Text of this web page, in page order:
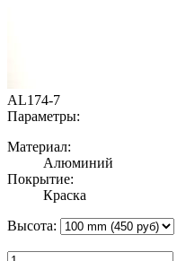
AL174-7
Параметры:
Материал:
Алюминий
Покрытие:
Краска
Высота: